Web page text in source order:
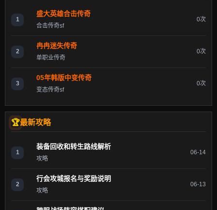
1
盛大英雄合击传奇
合击传奇sf
0次
2
冉冉迷失传奇
单职业传奇
0次
3
05年韩版中变传奇
变态传奇sf
0次
最新攻略
1
装备回收和转生路线解析
攻略
06-14
2
行会攻城报名与奖励说明
攻略
06-13